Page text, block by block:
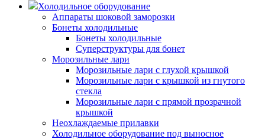
Холодильное оборудование
Аппараты шоковой заморозки
Бонеты холодильные
Бонеты холодильные
Суперструктуры для бонет
Морозильные лари
Морозильные лари с глухой крышкой
Морозильные лари с крышкой из гнутого
стекла
Морозильные лари с прямой прозрачной
крышкой
Неохлаждаемые прилавки
Холодильное оборудование под выносное